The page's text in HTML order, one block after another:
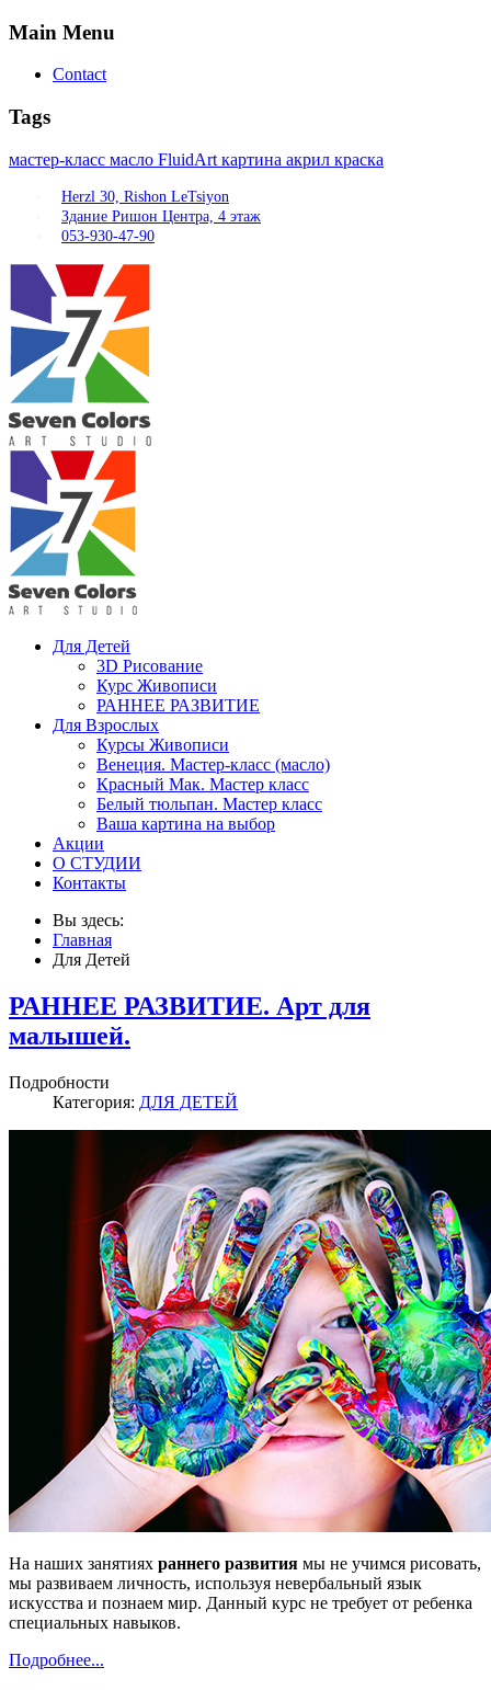
Main Menu
Contact
Tags
мастер-класс масло FluidArt картина акрил краска
Herzl 30, Rishon LeTsiyon
Здание Ришон Центра, 4 этаж
053-930-47-90
Для Детей
3D Рисование
Курс Живописи
РАННЕЕ РАЗВИТИЕ
Для Взрослых
Курсы Живописи
Венеция. Мастер-класс (масло)
Красный Мак. Мастер класс
Белый тюльпан. Мастер класс
Ваша картина на выбор
Акции
О СТУДИИ
Контакты
Вы здесь:
Главная
Для Детей
РАННЕЕ РАЗВИТИЕ. Арт для
малышей.
Подробности
Категория: ДЛЯ ДЕТЕЙ
На наших занятиях раннего развития мы не учимся рисовать,
мы развиваем личность, используя невербальный язык
искусства и познаем мир. Данный курс не требует от ребенка
специальных навыков.
Подробнее...